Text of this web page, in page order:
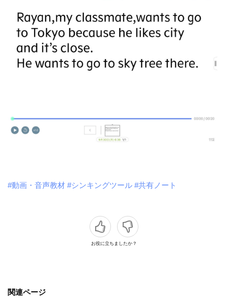
#動画・音声教材 #シンキングツール #共有ノート
お役に立ちましたか？
関連ページ